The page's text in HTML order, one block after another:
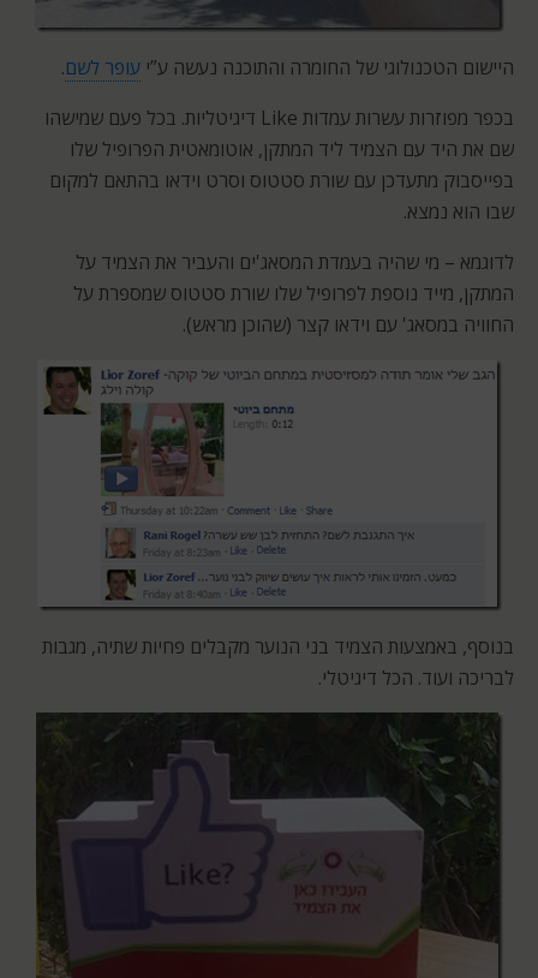
היישום הטכנולוגי של החומרה והתוכנה נעשה ע”י עופר לשם.
בכפר מפוזרות עשרות עמדות Like דיגיטליות. בכל פעם שמישהו
שם את היד עם הצמיד ליד המתקן, אוטומאטית הפרופיל שלו
בפייסבוק מתעדכן עם שורת סטטוס וסרט וידאו בהתאם למקום
שבו הוא נמצא.
לדוגמא – מי שהיה בעמדת המסאג'ים והעביר את הצמיד על
המתקן, מייד נוספת לפרופיל שלו שורת סטטוס שמספרת על
החוויה במסאג' עם וידאו קצר (שהוכן מראש).
בנוסף, באמצעות הצמיד בני הנוער מקבלים פחיות שתיה, מגבות
לבריכה ועוד. הכל דיגיטלי.